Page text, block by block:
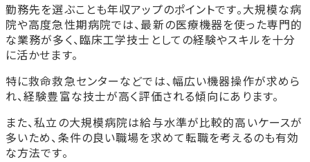
勤務先を選ぶことも年収アップのポイントです。大規模な病
院や高度急性期病院では、最新の医療機器を使った専門的
な業務が多く、臨床工学技士としての経験やスキルを十分
に活かせます。
特に救命救急センターなどでは、幅広い機器操作が求めら
れ、経験豊富な技士が高く評価される傾向にあります。
また、私立の大規模病院は給与水準が比較的高いケースが
多いため、条件の良い職場を求めて転職を考えるのも有効
な方法です。